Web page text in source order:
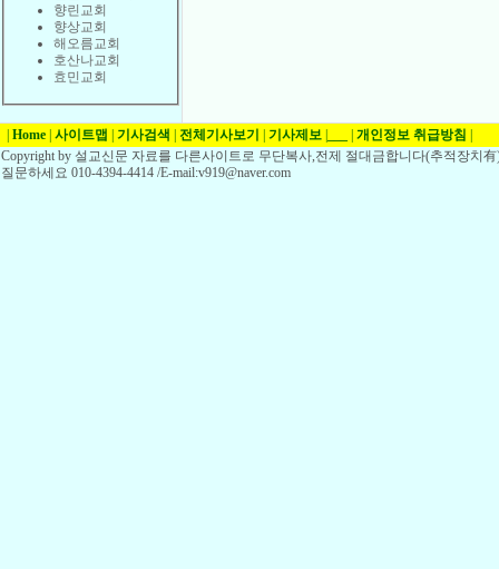
향린교회
향상교회
해오름교회
호산나교회
효민교회
Home 사이트맵 기사검색 전체기사보기 기사제보 개인정보 취급방침
Copyright by 설교신문 자료를 다른사이트로 무단복사,전제 절대금합니다(추적장치
질문하세요 010-4394-4414 /E-mail:v919@naver.com